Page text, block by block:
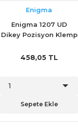
Enigma
Enigma 1207 UD
Dikey Pozisyon Klemp
458,05 TL
Sepete Ekle